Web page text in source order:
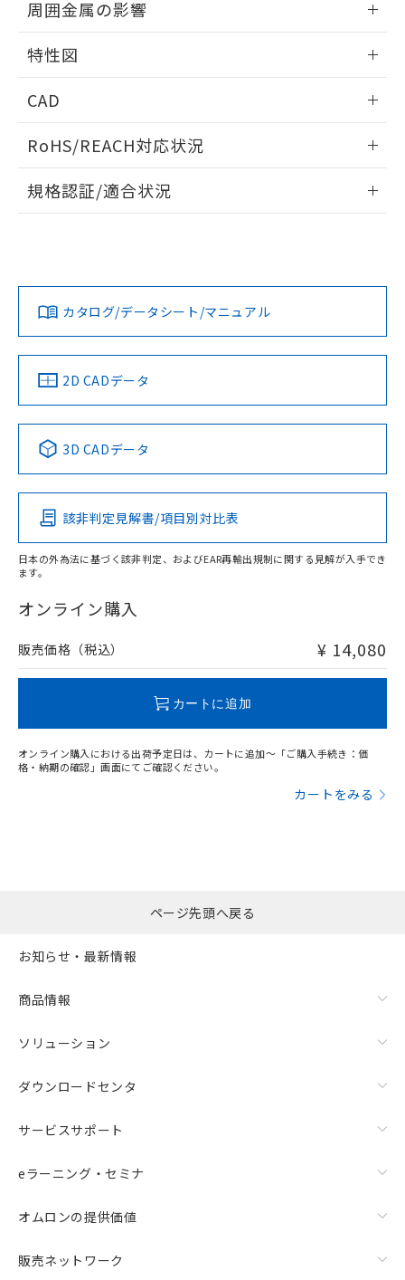
タイムチャート
相互干渉
A: 30mm以上、B: 20mm以上
周囲金属の影響
周囲金属の影響
以上、n: 18mm以上
特性図
検出物体の大きさと材質による影響
検出領域
CAD
ドすることができます。
ログイン/会員登録
ダウンロードデータをご利用いただく前に、以下を必ずお読
みください。
ソフトウェアの使用条件
RoHS/REACH対応状況
EU RoHS 注意事項・凡例
対応済み
中国 RoHS 注意事項・凡例
Pb Hg Cd Cr(VI)
O
在庫等で未対応品が混在する可能性があります。
問い合わせください。
規格認証/適合状況
LR型式承認
（イギリス
船舶規格）
DNV型式承認
（ノルウェー
BV型式承認
（フランス
KR型式
（韓国
No No No No
この製品の規格認証/適合状況ページへ
その他の認証はこちらのページからご検索ください
カタログ/データシート/マニュアル
2D CADデータ
3D CADデータ
該非判定見解書/項目別対比表
日本の外為法に基づく該非判定、およびEAR再輸出規制に関する見解が入手でき
ます。
オンライン購入
販売価格（税込） ¥ 14,080
カートに追加
オンライン購入における出荷予定日は、カートに追加～「ご購入手続き：価
格・納期の確認」画面にてご確認ください。
カートをみる
※当社の共同利用者とは、
の共同利用に関して"
の「1.共同利
EU RoHS指令（10物質）の非含有証明書
るもので、過去に遡って非含有を証明する
ものではありません。
物質の対応では、対応完了までの期間は出
荷製品に未対応品が混在することから備考
欄に対応日を記載しておりました。
していることから、特段のことがない限
り、2022年1月12日より割愛しておりま
ページ先頭へ戻る
お知らせ・最新情報
商品情報
ソリューション
ダウンロードセンタ
サービスサポート
eラーニング・セミナ
オムロンの提供価値
販売ネットワーク